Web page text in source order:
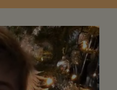
DEVENIR
UN PETIT PRINCE